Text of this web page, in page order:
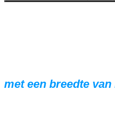
met een breedte